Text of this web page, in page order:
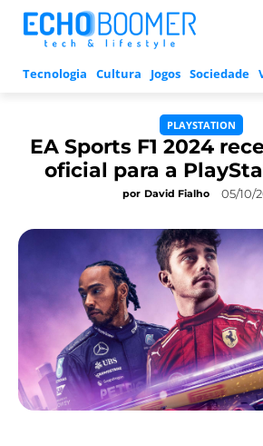
Tecnologia Cultura Jogos Sociedade
PLAYSTATION
EA Sports F1 2024
oficial para a
por David Fialho 05/10/